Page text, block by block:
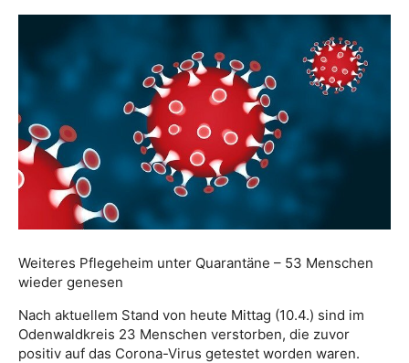
Weiteres Pflegeheim unter Quarantäne – 53 Menschen
wieder genesen
Nach aktuellem Stand von heute Mittag (10.4.) sind im
Odenwaldkreis 23 Menschen verstorben, die zuvor
positiv auf das Corona-Virus getestet worden waren.